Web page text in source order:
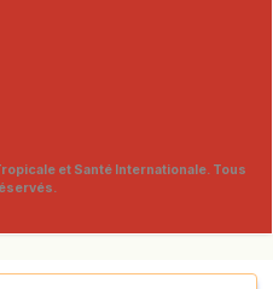
et Santé Internationale. Tous